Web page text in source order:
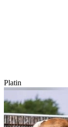
Platin